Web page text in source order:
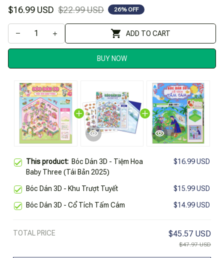
$16.99 USD $22.99 USD 26% OFF
ADD TO CART
BUY NOW
This product: Bóc Dán 3D - Tiệm Hoa
Baby Three (Tái Bản 2025)
$16.99 USD
Bóc Dán 3D - Khu Trượt Tuyết $15.99 USD
Bóc Dán 3D - Cổ Tích Tấm Cám $14.99 USD
TOTAL PRICE $45.57 USD
$47.97 USD